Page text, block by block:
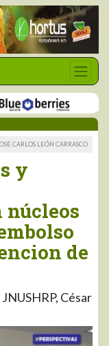
CARLOS LEÓN CARRASCO
y
núcleos
de
César